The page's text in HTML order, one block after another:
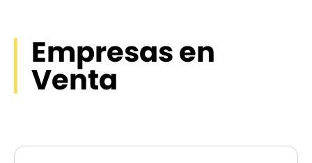
Empresas en
Venta